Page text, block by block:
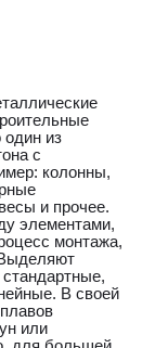
один из
с
колонны,
и прочее.
элементами,
монтажа,
В своей
или